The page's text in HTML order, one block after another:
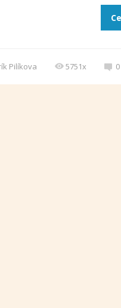
Pilíkova 5751x 0